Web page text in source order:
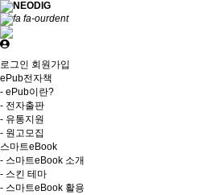
로그인 회원가입
ePub전자책
- ePub이란?
- 전자출판
- 유통지원
- 원고모집
스마트eBook
- 스마트eBook 소개
- 스킨 테마
- 스마트eBook 활용